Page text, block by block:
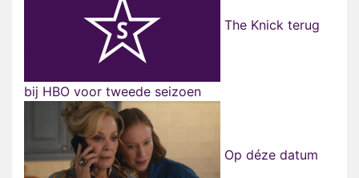
The Knick terug
bij HBO voor tweede seizoen
Op déze datum